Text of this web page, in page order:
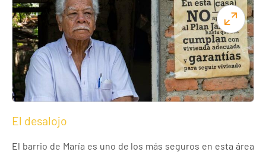
El desalojo
El barrio de María es uno de los más seguros en esta área